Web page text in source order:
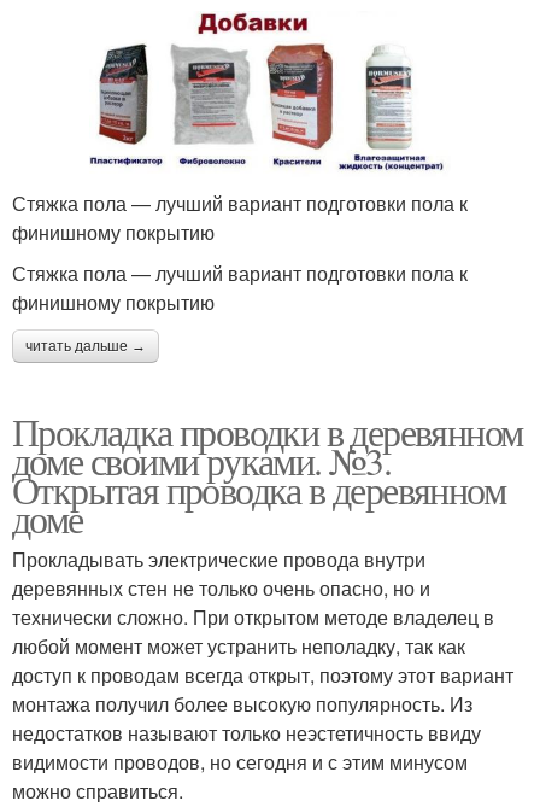
Стяжка пола — лучший вариант подготовки пола к
финишному покрытию
Стяжка пола — лучший вариант подготовки пола к
финишному покрытию
читать дальше →
Прокладка проводки в деревянном
доме своими руками. №3.
Открытая проводка в деревянном
доме
Прокладывать электрические провода внутри
деревянных стен не только очень опасно, но и
технически сложно. При открытом методе владелец в
любой момент может устранить неполадку, так как
доступ к проводам всегда открыт, поэтому этот вариант
монтажа получил более высокую популярность. Из
недостатков называют только неэстетичность ввиду
видимости проводов, но сегодня и с этим минусом
можно справиться.